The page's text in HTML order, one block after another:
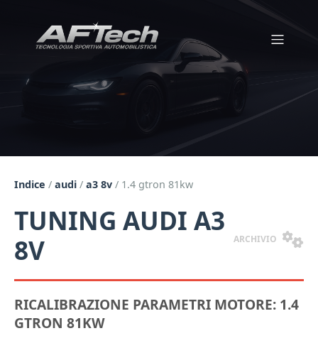
Indice / audi / a3 8v / 1.4 gtron 81kw
TUNING AUDI A3
8V
ARCHIVIO
RICALIBRAZIONE PARAMETRI MOTORE: 1.4
GTRON 81KW